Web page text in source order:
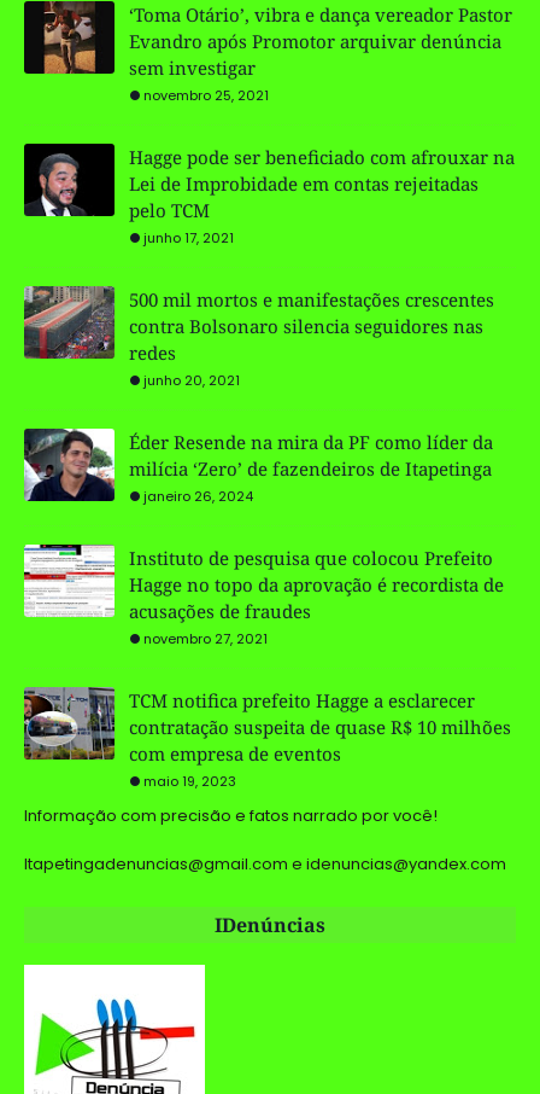
‘Toma Otário’, vibra e dança vereador Pastor
Evandro após Promotor arquivar denúncia
sem investigar
novembro 25, 2021
Hagge pode ser beneficiado com afrouxar na
Lei de Improbidade em contas rejeitadas
pelo TCM
junho 17, 2021
500 mil mortos e manifestações crescentes
contra Bolsonaro silencia seguidores nas
redes
junho 20, 2021
Éder Resende na mira da PF como líder da
milícia ‘Zero’ de fazendeiros de Itapetinga
janeiro 26, 2024
Instituto de pesquisa que colocou Prefeito
Hagge no topo da aprovação é recordista de
acusações de fraudes
novembro 27, 2021
TCM notifica prefeito Hagge a esclarecer
contratação suspeita de quase R$ 10 milhões
com empresa de eventos
maio 19, 2023
Informação com precisão e fatos narrado por você!
Itapetingadenuncias@gmail.com e idenuncias@yandex.com
IDenúncias